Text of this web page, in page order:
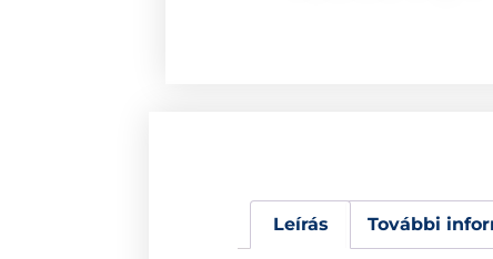
Leírás További